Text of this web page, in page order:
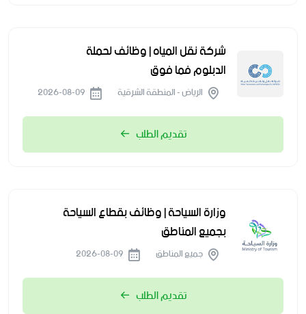
شركة نقل المياه | وظائف لحملة
الدبلوم فما فوق
الرياض - المنطقة الشرقية
تقديم الطلب
وزارة السياحة | وظائف بقطاع السياحة
بجميع المناطق
جميع المناطق
تقديم الطلب